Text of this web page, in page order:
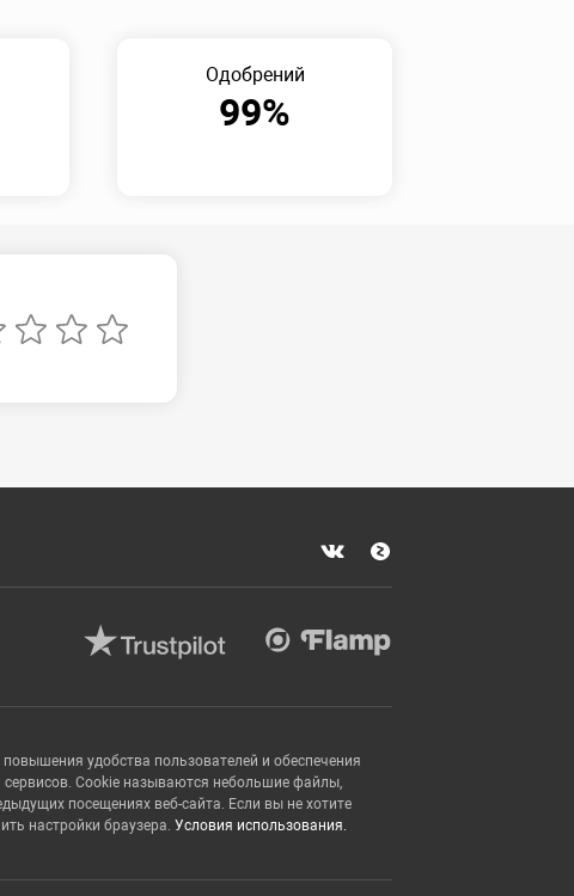
Одобрений
99%
удобства пользователей и обеспечения
Cookie называются небольшие файлы,
посещениях веб-сайта. Если вы не хотите
настройки браузера. Условия использования.